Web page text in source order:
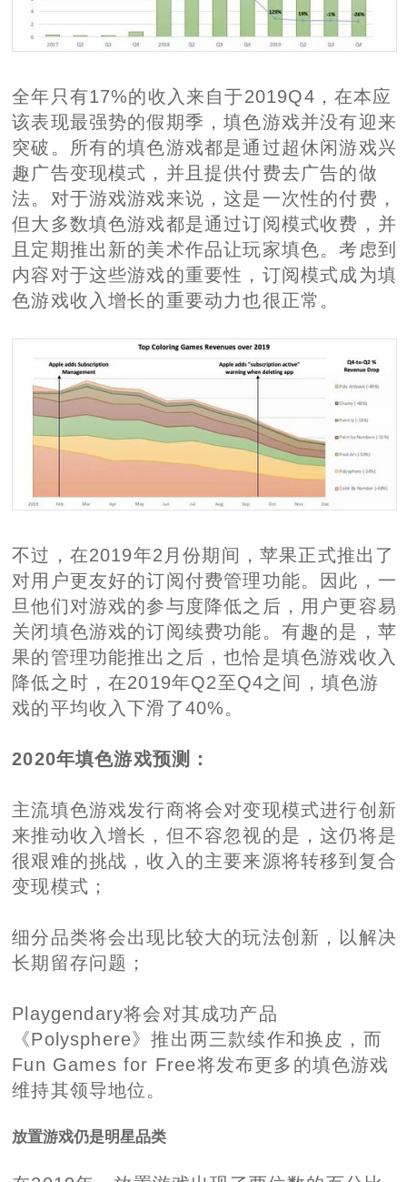
全年只有17%的收入来自于2019Q4，在本应
该表现最强势的假期季，填色游戏并没有迎来
突破。所有的填色游戏都是通过超休闲游戏兴
趣广告变现模式，并且提供付费去广告的做
法。对于游戏游戏来说，这是一次性的付费，
但大多数填色游戏都是通过订阅模式收费，并
且定期推出新的美术作品让玩家填色。考虑到
内容对于这些游戏的重要性，订阅模式成为填
色游戏收入增长的重要动力也很正常。
不过，在2019年2月份期间，苹果正式推出了
对用户更友好的订阅付费管理功能。因此，一
旦他们对游戏的参与度降低之后，用户更容易
关闭填色游戏的订阅续费功能。有趣的是，苹
果的管理功能推出之后，也恰是填色游戏收入
降低之时，在2019年Q2至Q4之间，填色游
戏的平均收入下滑了40%。
2020年填色游戏预测：
主流填色游戏发行商将会对变现模式进行创新
来推动收入增长，但不容忽视的是，这仍将是
很艰难的挑战，收入的主要来源将转移到复合
变现模式；
细分品类将会出现比较大的玩法创新，以解决
长期留存问题；
Playgendary将会对其成功产品
《Polysphere》推出两三款续作和换皮，而
Fun Games for Free将发布更多的填色游戏
维持其领导地位。
放置游戏仍是明星品类